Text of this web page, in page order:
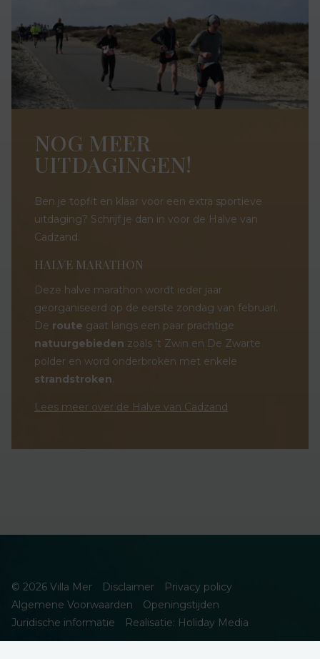
NOG MEER
UITDAGINGEN!
Ben je topfit en klaar voor een extra sportieve
uitdaging? Schrijf je dan in voor de Halve van
Cadzand.
HALVE MARATHON
Deze halve marathon wordt ieder jaar
georganiseerd op de eerste zondag van februari.
De route gaat langs een paar prachtige
natuurgebieden zoals 't Zwin en De Zwarte
polder en word onderbroken met enkele
strandstroken.
Lees meer over de Halve van Cadzand
© 2026 Villa Mer Disclaimer
Privacy policy
Algemene Voorwaarden
Openingstijden
Juridische informatie
Realisatie: Holiday Media